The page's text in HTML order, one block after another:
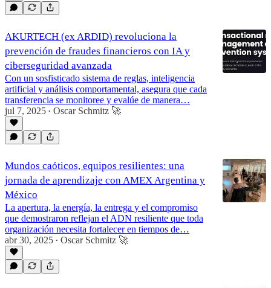
AKURTECH (ex ARDID) revoluciona la
prevención de fraudes financieros con IA y
ciberseguridad avanzada
Con un sosfisticado sistema de reglas, inteligencia
artificial y análisis comportamental, asegura que cada
transferencia se monitoree y evalúe de manera…
jul 7, 2025 • Oscar Schmitz 🚀
Mundos caóticos, equipos resilientes: una
jornada de aprendizaje con AMEX Argentina y
México
La apertura, la energía, la entrega y el compromiso
que demostraron reflejan el ADN resiliente que toda
organización necesita fortalecer en tiempos de…
abr 30, 2025 • Oscar Schmitz 🚀